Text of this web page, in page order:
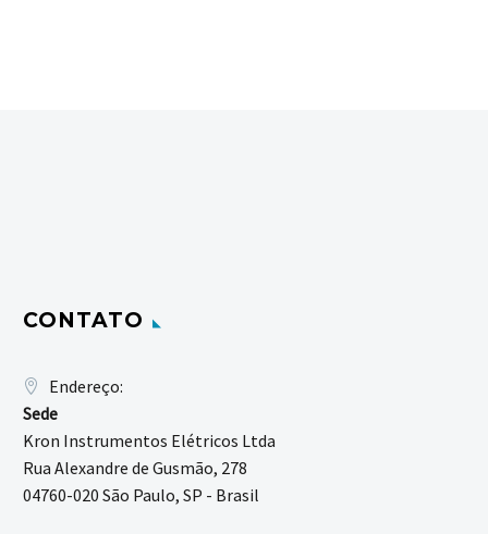
CONTATO
Endereço:
Sede
Kron Instrumentos Elétricos Ltda
Rua Alexandre de Gusmão, 278
04760-020 São Paulo, SP - Brasil